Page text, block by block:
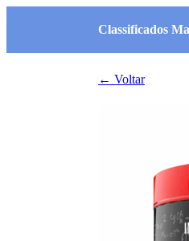
Classificados
← Voltar